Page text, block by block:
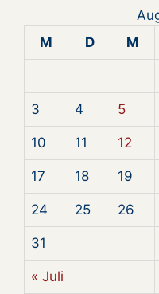
M
D M
3 4 5
10 11 12
17 18 19
24 25 26
31
« Juli